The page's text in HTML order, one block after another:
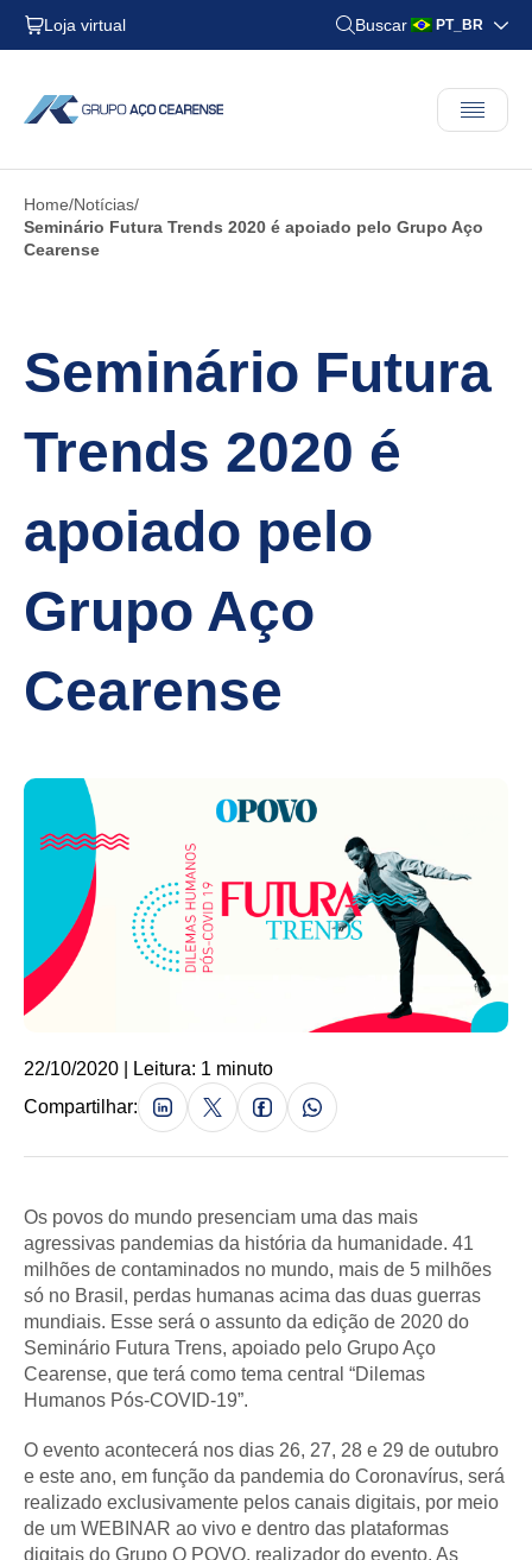
Loja virtual Buscar PT_BR
Home Notícias
Seminário Futura Trends 2020 é apoiado pelo Grupo Aço
Cearense
Seminário Futura
Trends 2020 é
apoiado pelo
Grupo Aço
Cearense
22/10/2020 | Leitura: 1 minuto
Compartilhar:
Os povos do mundo presenciam uma das mais
agressivas pandemias da história da humanidade. 41
milhões de contaminados no mundo, mais de 5 milhões
só no Brasil, perdas humanas acima das duas guerras
mundiais. Esse será o assunto da edição de 2020 do
Seminário Futura Trens, apoiado pelo Grupo Aço
Cearense, que terá como tema central “Dilemas
Humanos Pós-COVID-19”.
O evento acontecerá nos dias 26, 27, 28 e 29 de outubro
e este ano, em função da pandemia do Coronavírus, será
realizado exclusivamente pelos canais digitais, por meio
de um WEBINAR ao vivo e dentro das plataformas
digitais do Grupo O POVO, realizador do evento. As